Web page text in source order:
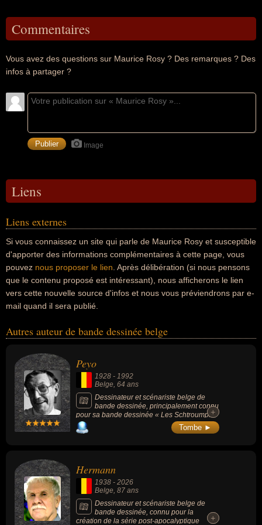
Commentaires
Vous avez des questions sur Maurice Rosy ? Des remarques ? Des
infos à partager ?
Image
Liens
Liens externes
Si vous connaissez un site qui parle de Maurice Rosy et susceptible
d'apporter des informations complémentaires à cette page, vous
pouvez nous proposer le lien . Après délibération (si nous pensons
que le contenu proposé est intéressant), nous afficherons le lien
vers cette nouvelle source d'infos et nous vous préviendrons par e-
mail quand il sera publié.
Autres auteur de bande dessinée belge
Peyo
1928 - 1992
Belge, 64 ans
Dessinateur et scénariste belge de
bande dessinée, principalement connu
pour sa bande dessinée « Les Schtroumpfs
», mais aussi « Johan et Pirlouit », « Benoît
Brisefer », « Jacky et Célestin » et « Poussy
+
+
Tombe ►
Hermann
1938 - 2026
Belge , 87 ans
Dessinateur et scénariste belge de
bande dessinée, connu pour la
création de la série post-apocalyptique
+
+